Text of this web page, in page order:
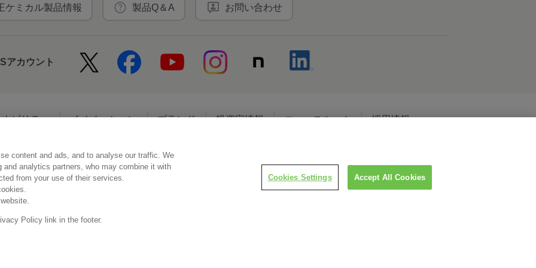
ケミカル製品情報 製品Q＆A お問い合わせ
アカウント
ビリティ イノベーション ブランド 投資家情報 ニュースルーム 採用情報
クセシビリティ 個人情報保護方針 利用者情報の外部送信
content and ads, and to analyse our traffic. We
analytics partners, who may combine it with
from your use of their services.
Policy link in the footer.
Cookies Settings Accept All Cookies